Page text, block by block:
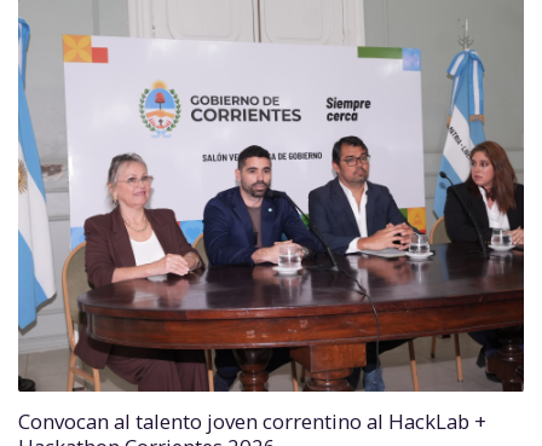
Convocan al talento joven correntino al HackLab +